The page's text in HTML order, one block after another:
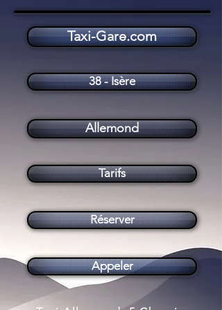
Tarifs
Taxi Allemond (38114)
Allemond
Taxi-Gare.com
Réserver
Appeler
38 - Isère